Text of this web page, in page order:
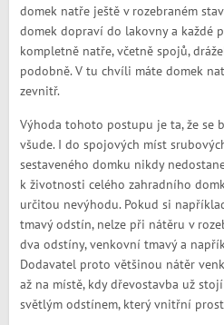
domek natře ještě v rozebraném
domek dopraví do lakovny a každé
kompletně natře, včetně spojů,
podobně. V tu chvíli máte domek
zevnitř.
Výhoda tohoto postupu je ta, že se
všude. I do spojových míst
sestaveného domku nikdy
k životnosti celého zahradního
určitou nevýhodu. Pokud si
tmavý odstín, nelze při nátěru v
dva odstíny, venkovní tmavý a
Dodavatel proto většinou nátěr
až na místě, kdy dřevostavba už
světlým odstínem, který vnitřní